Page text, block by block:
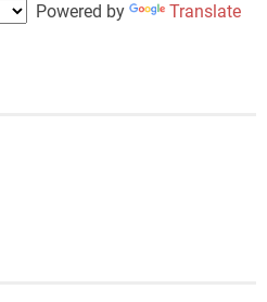
Powered by Translate